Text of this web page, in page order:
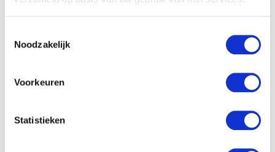
Noodzakelijk
Voorkeuren
Statistieken